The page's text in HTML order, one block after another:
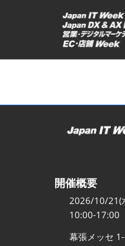
ッ
開催概要
2026/10/21(
10:00-17:00
幕張メッセ